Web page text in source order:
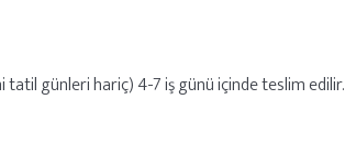
günleri hariç) 4-7 iş günü içinde teslim edilir.